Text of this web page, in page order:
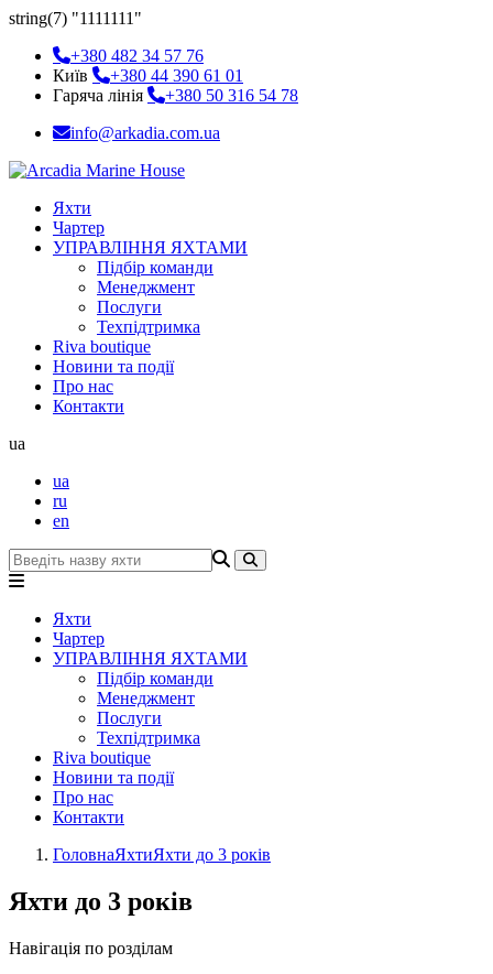
string(7) "1111111"
+380 482 34 57 76
Київ
+380 44 390 61 01
Гаряча лінія
+380 50 316 54 78
info@arkadia.com.ua
Яхти
Чартер
УПРАВЛІННЯ ЯХТАМИ
Підбір команди
Менеджмент
Послуги
Техпідтримка
Riva boutique
Новини та події
Про нас
Контакти
ua
ua
ru
en
Яхти
Чартер
УПРАВЛІННЯ ЯХТАМИ
Підбір команди
Менеджмент
Послуги
Техпідтримка
Riva boutique
Новини та події
Про нас
Контакти
ГоловнаЯхтиЯхти до 3 років
Яхти до 3 років
Навігація по розділам